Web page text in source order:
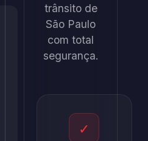
trânsito de
São Paulo
com total
segurança.
✓